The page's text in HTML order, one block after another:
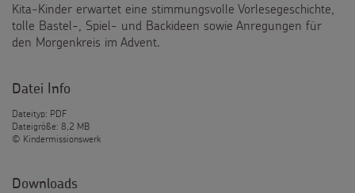
Kita-Kinder erwartet eine stimmungsvolle Vorlesegeschichte,
tolle Bastel-, Spiel- und Backideen sowie Anregungen für
den Morgenkreis im Advent.
Datei Info
Dateityp: PDF
Dateigröße: 8,2 MB
© Kindermissionswerk
Downloads